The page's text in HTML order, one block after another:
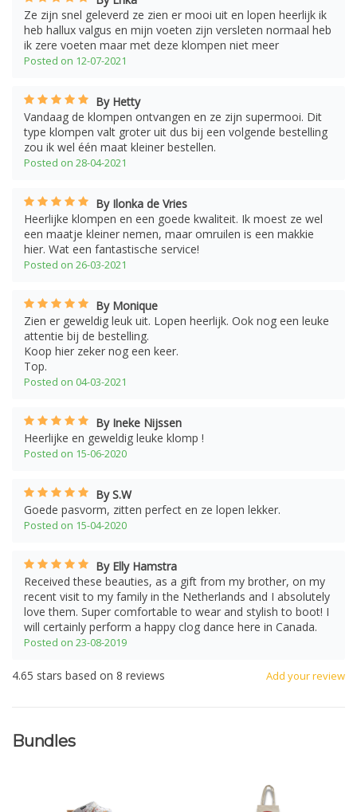
Ze zijn snel geleverd ze zien er mooi uit en lopen heerlijk ik
heb hallux valgus en mijn voeten zijn versleten normaal heb
ik zere voeten maar met deze klompen niet meer
Posted on 12-07-2021
By Hetty
Vandaag de klompen ontvangen en ze zijn supermooi. Dit
type klompen valt groter uit dus bij een volgende bestelling
zou ik wel één maat kleiner bestellen.
Posted on 28-04-2021
By Ilonka de Vries
Heerlijke klompen en een goede kwaliteit. Ik moest ze wel
een maatje kleiner nemen, maar omruilen is een makkie
hier. Wat een fantastische service!
Posted on 26-03-2021
By Monique
Zien er geweldig leuk uit. Lopen heerlijk. Ook nog een leuke
attentie bij de bestelling.
Koop hier zeker nog een keer.
Top.
Posted on 04-03-2021
By Ineke Nijssen
Heerlijke en geweldig leuke klomp !
Posted on 15-06-2020
By S.W
Goede pasvorm, zitten perfect en ze lopen lekker.
Posted on 15-04-2020
By Elly Hamstra
Received these beauties, as a gift from my brother, on my
recent visit to my family in the Netherlands and I absolutely
love them. Super comfortable to wear and stylish to boot! I
will certainly perform a happy clog dance here in Canada.
Posted on 23-08-2019
Add your review
4.65 stars based on 8 reviews
Bundles